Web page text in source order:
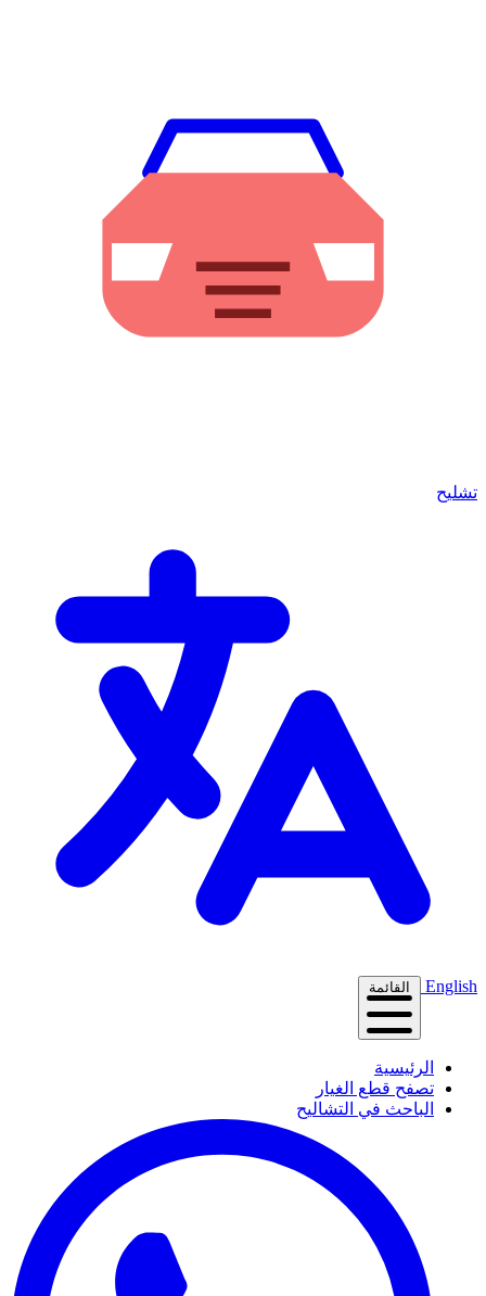
تشليح
English القائمة
الرئيسية
تصفح قطع الغيار
الباحث في التشاليح